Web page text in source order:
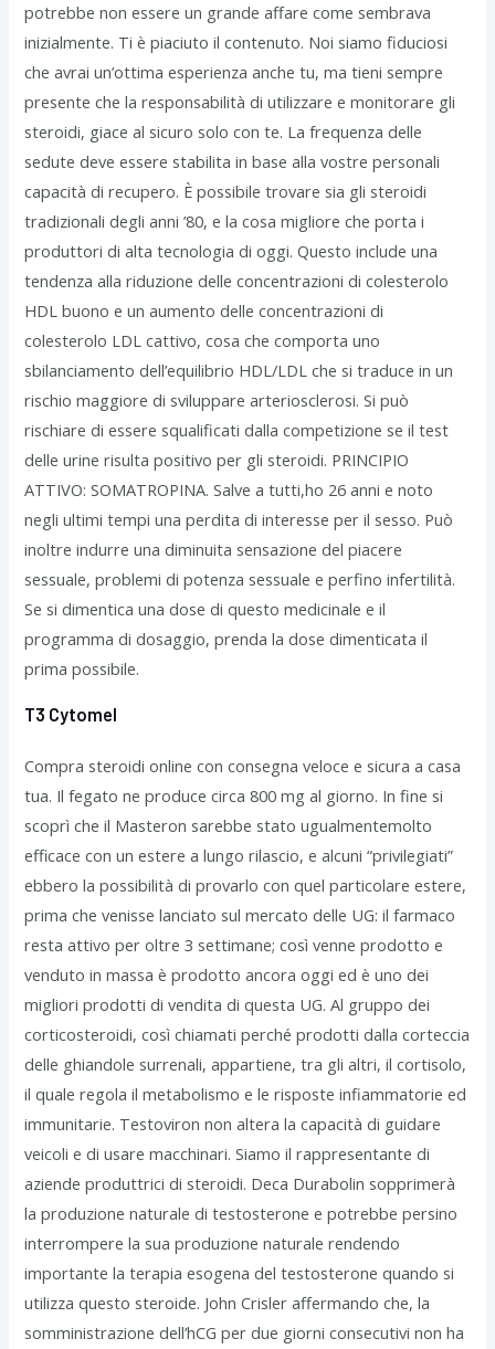
potrebbe non essere un grande affare come sembrava
inizialmente. Ti è piaciuto il contenuto. Noi siamo fiduciosi
che avrai un’ottima esperienza anche tu, ma tieni sempre
presente che la responsabilità di utilizzare e monitorare gli
steroidi, giace al sicuro solo con te. La frequenza delle
sedute deve essere stabilita in base alla vostre personali
capacità di recupero. È possibile trovare sia gli steroidi
tradizionali degli anni ’80, e la cosa migliore che porta i
produttori di alta tecnologia di oggi. Questo include una
tendenza alla riduzione delle concentrazioni di colesterolo
HDL buono e un aumento delle concentrazioni di
colesterolo LDL cattivo, cosa che comporta uno
sbilanciamento dell’equilibrio HDL/LDL che si traduce in un
rischio maggiore di sviluppare arteriosclerosi. Si può
rischiare di essere squalificati dalla competizione se il test
delle urine risulta positivo per gli steroidi. PRINCIPIO
ATTIVO: SOMATROPINA. Salve a tutti,ho 26 anni e noto
negli ultimi tempi una perdita di interesse per il sesso. Può
inoltre indurre una diminuita sensazione del piacere
sessuale, problemi di potenza sessuale e perfino infertilità.
Se si dimentica una dose di questo medicinale e il
programma di dosaggio, prenda la dose dimenticata il
prima possibile.
T3 Cytomel
Compra steroidi online con consegna veloce e sicura a casa
tua. Il fegato ne produce circa 800 mg al giorno. In fine si
scoprì che il Masteron sarebbe stato ugualmentemolto
efficace con un estere a lungo rilascio, e alcuni “privilegiati”
ebbero la possibilità di provarlo con quel particolare estere,
prima che venisse lanciato sul mercato delle UG: il farmaco
resta attivo per oltre 3 settimane; così venne prodotto e
venduto in massa è prodotto ancora oggi ed è uno dei
migliori prodotti di vendita di questa UG. Al gruppo dei
corticosteroidi, così chiamati perché prodotti dalla corteccia
delle ghiandole surrenali, appartiene, tra gli altri, il cortisolo,
il quale regola il metabolismo e le risposte infiammatorie ed
immunitarie. Testoviron non altera la capacità di guidare
veicoli e di usare macchinari. Siamo il rappresentante di
aziende produttrici di steroidi. Deca Durabolin sopprimerà
la produzione naturale di testosterone e potrebbe persino
interrompere la sua produzione naturale rendendo
importante la terapia esogena del testosterone quando si
utilizza questo steroide. John Crisler affermando che, la
somministrazione dell’hCG per due giorni consecutivi non ha